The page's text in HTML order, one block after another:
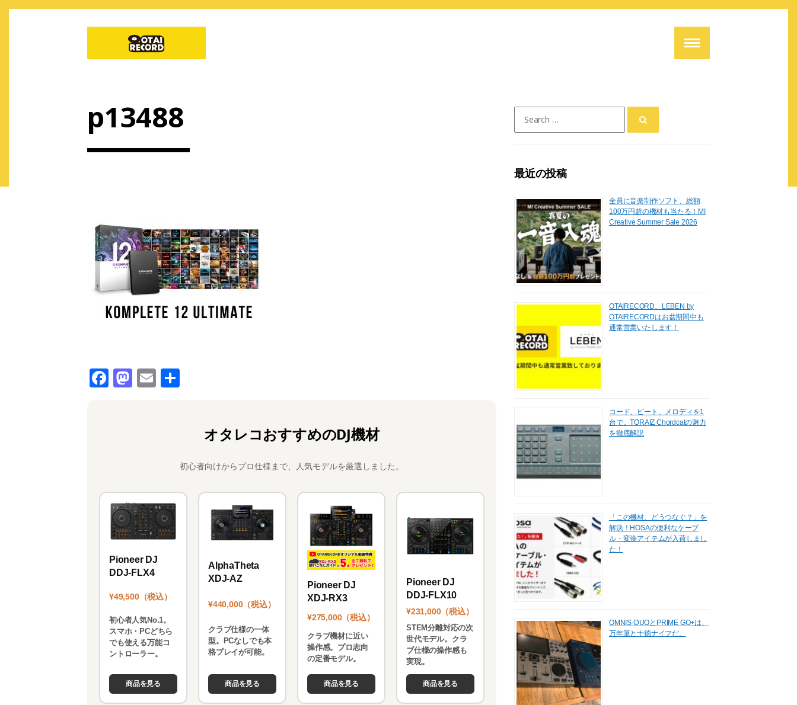
p13488
F
o
k
M
n
E
オタレコおすすめのDJ機材
初心者向けからプロ仕様まで、人気モデルを厳選しました。
Pioneer DJ
DDJ-FLX4
¥49,500（税込）
初心者人気No.1。
スマホ・PCどちら
でも使える万能コ
ントローラー。
商品を見る
AlphaTheta
XDJ-AZ
¥440,000（税込）
クラブ仕様の一体
型。PCなしでも本
格プレイが可能。
商品を見る
Pioneer DJ
XDJ-RX3
¥275,000（税込）
クラブ機材に近い
操作感。プロ志向
の定番モデル。
商品を見る
Pioneer DJ
DDJ-FLX10
¥231,000（税込）
STEM分離対応の次
世代モデル。クラ
ブ仕様の操作感も
実現。
商品を見る
for:
最近の投稿
全員に音楽制作ソフト、総額
100万円超の機材も当たる！MI
Creative Summer Sale 2026
OTAIRECORD、LEBEN by
OTAIRECORDはお盆期間中も
通常営業いたします！
コード、ビート、メロディを1
台で。TORAIZ Chordcatの魅力
を徹底解説
「この機材、どうつなぐ？」を
解決！HOSAの便利なケーブ
ル・変換アイテムが入荷しまし
た！
OMNIS-DUOとPRIME GO+は、
万年筆と十徳ナイフだ。